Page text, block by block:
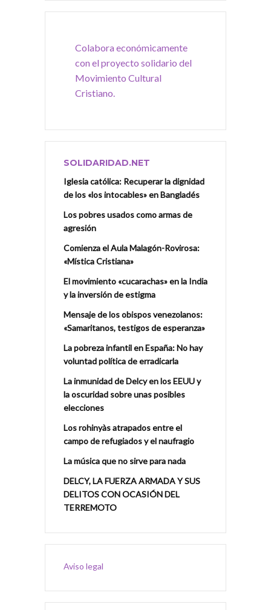
Colabora económicamente
con el proyecto solidario del
Movimiento Cultural
Cristiano.
SOLIDARIDAD.NET
Iglesia católica: Recuperar la dignidad
de los «los intocables» en Bangladés
Los pobres usados como armas de
agresión
Comienza el Aula Malagón-Rovirosa:
«Mística Cristiana»
El movimiento «cucarachas» en la India
y la inversión de estigma
Mensaje de los obispos venezolanos:
«Samaritanos, testigos de esperanza»
La pobreza infantil en España: No hay
voluntad política de erradicarla
La inmunidad de Delcy en los EEUU y
la oscuridad sobre unas posibles
elecciones
Los rohinyàs atrapados entre el
campo de refugiados y el naufragio
La música que no sirve para nada
DELCY, LA FUERZA ARMADA Y SUS
DELITOS CON OCASIÓN DEL
TERREMOTO
Aviso legal